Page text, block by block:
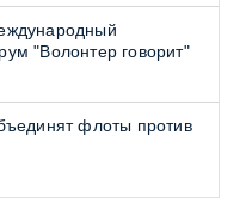
"Волонтер говорит"
флоты против